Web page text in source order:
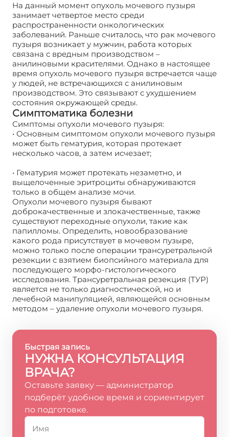
На данный момент опухоль мочевого пузыря
занимает четвертое место среди
распространенности онкологических
заболеваний. Раньше считалось, что рак мочевого
пузыря возникает у мужчин, работа которых
связана с вредным производством –
анилиновыми красителями. Однако в настоящее
время опухоль мочевого пузыря встречается чаще
у людей, не встречающихся с анилиновым
производством. Это связывают с ухудшением
состояния окружающей среды.
Симптоматика болезни
Симптомы опухоли мочевого пузыря:
• Основным симптомом опухоли мочевого пузыря
может быть гематурия, которая протекает
несколько часов, а затем исчезает;
• Гематурия может протекать незаметно, и
выщелоченные эритроциты обнаруживаются
только в общем анализе мочи.
Опухоли мочевого пузыря бывают
доброкачественные и злокачественные, также
существуют переходные опухоли, такие как
папилломы. Определить, новообразование
какого рода присутствует в мочевом пузыре,
можно только после операции трансуретральной
резекции с взятием биопсийного материала для
последующего морфо-гистологического
исследования. Трансуретральная резекция (ТУР)
является не только диагностической, но и
лечебной манипуляцией, являющейся основным
методом – удаление опухоли мочевого пузыря.
Быстрая запись
НУЖНА КОНСУЛЬТАЦИЯ
ВРАЧА?
Оставьте заявку — администратор
подберёт удобное время и сориентирует
по подготовке.